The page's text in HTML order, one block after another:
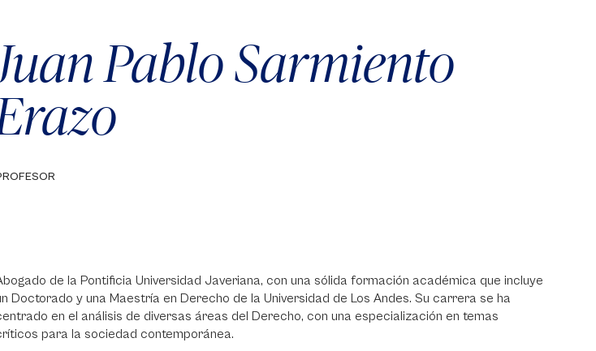
Pablo Sarmiento
de la Pontificia Universidad Javeriana, con una sólida formación académica que incluye
Doctorado y una Maestría en Derecho de la Universidad de Los Andes. Su carrera se ha
en el análisis de diversas áreas del Derecho, con una especialización en temas
para la sociedad contemporánea.